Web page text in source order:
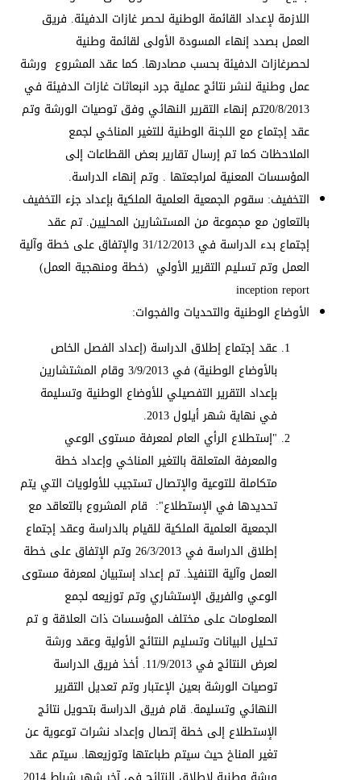
اللازمة لإعداد القائمة الوطنية لحصر غازات الدفيئة. فريق
العمل بصدد إنهاء المسودة الأولى لقائمة وطنية
لحصرغازات الدفيئة بحسب مصادرها. كما عقد المشروع ورشة
عمل وطنية لنشر نتائج عملية جرد انبعاثات غازات الدفيئة في
20/8/2013تم إنهاء التقرير النهائي وفق توصيات الورشة وتم
عقد إجتماع مع اللجنة الوطنية للتغير المناخي لجمع
الملاحظات كما تم إرسال تقارير بعض القطاعات إلى
المؤسسات المعنية لمراجعتها . وتم إنهاء الدراسة.
التخفيف: سقوم الجمعية العلمية الملكية بإعداد جزء التخفيف
بالتعاون مع مجموعة من المستشارين المحليين. تم عقد
إجتماع بدء الدراسة في 31/12/2013 والإتفاق على خطة وآلية
العمل وتم تسليم التقرير الأولي (خطة ومنهجية العمل)
inception report
الأوضاع الوطنية والتحديات والفجوات:
عقد إجتماع إطلاق الدراسة (إعداد الفصل الخاص
بالأوضاع الوطنية) في 3/9/2013 وقام المشتشارين
بإعداد التقرير التفصيلي للأوضاع الوطنية وتسليمة
في نهاية شهر أيلول 2013.
"إستطلاع الرأي العام لمعرفة مستوى الوعي
والمعرفة المتعلقة بالتغير المناخي وإعداد خطة
متكاملة للتوعية والإتصال تستجيب للأولويات التي يتم
تحديدها في الإستطلاع": قام المشروع بالتعاقد مع
الجمعية العلمية الملكية للقيام بالدراسة وعقد إجتماع
إطلاق الدراسة في 26/3/2013 وتم الإتفاق على خطة
العمل وآلية التنفيذ. تم إعداد إستبيان لمعرفة مستوى
الوعي والفريق الإستشاري وتم توزيعه لجمع
المعلومات على مختلف المؤسسات ذات العلاقة و تم
تحليل البيانات وتسليم النتائج الأولية وعقد ورشة
لعرض النتائج في 11/9/2013. أخذ فريق الدراسة
توصيات الورشة بعين الإعتبار وتم تعديل التقرير
النهائي وتسليمة. قام فريق الدراسة بتحويل نتائج
الإستطلاع إلى خطة إتصال وإعداد نشرات توعوية عن
تغير المناخ حيث سيتم طباعتها وتوزيعها. سيتم عقد